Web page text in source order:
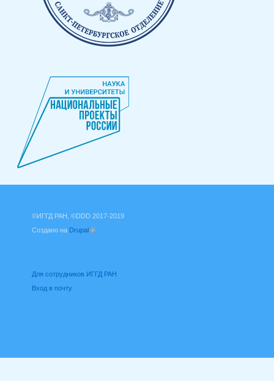
©ИГГД РАН, ©DDD 2017-2019
Создано на Drupal
Для сотрудников ИГГД РАН
Вход в почту